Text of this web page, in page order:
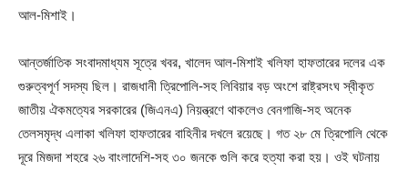
আল-মিশাই।
আন্তর্জাতিক সংবাদমাধ্যম সূত্রে খবর, খালেদ আল-মিশাই খলিফা হাফতারের দলের এক
গুরুত্বপূর্ণ সদস্য ছিল। রাজধানী ত্রিপোলি-সহ লিবিয়ার বড় অংশে রাষ্ট্রসংঘ স্বীকৃত
জাতীয় ঐকমত্যের সরকারের (জিএনএ) নিয়ন্ত্রণে থাকলেও বেনগাজি-সহ অনেক
তেলসমৃদ্ধ এলাকা খলিফা হাফতারের বাহিনীর দখলে রয়েছে। গত ২৮ মে ত্রিপোলি থেকে
দূরে মিজদা শহরে ২৬ বাংলাদেশি-সহ ৩০ জনকে গুলি করে হত্যা করা হয়। ওই ঘটনায়